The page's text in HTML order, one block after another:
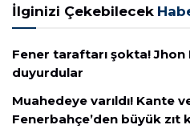
İlginizi Çekebilecek
Fener taraftarı şokta! Jhon
duyurdular
Muahedeye varıldı! Kante
Fenerbahçe’den büyük zıt